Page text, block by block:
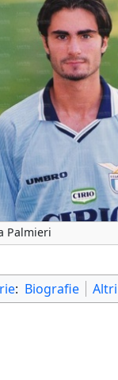
Palmieri
: Biografie